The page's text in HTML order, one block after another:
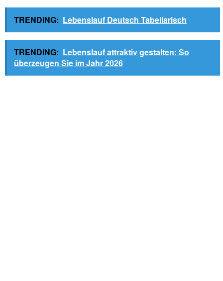
TRENDING: Lebenslauf Deutsch Tabellarisch
TRENDING: Lebenslauf attraktiv gestalten: So
überzeugen Sie im Jahr 2026